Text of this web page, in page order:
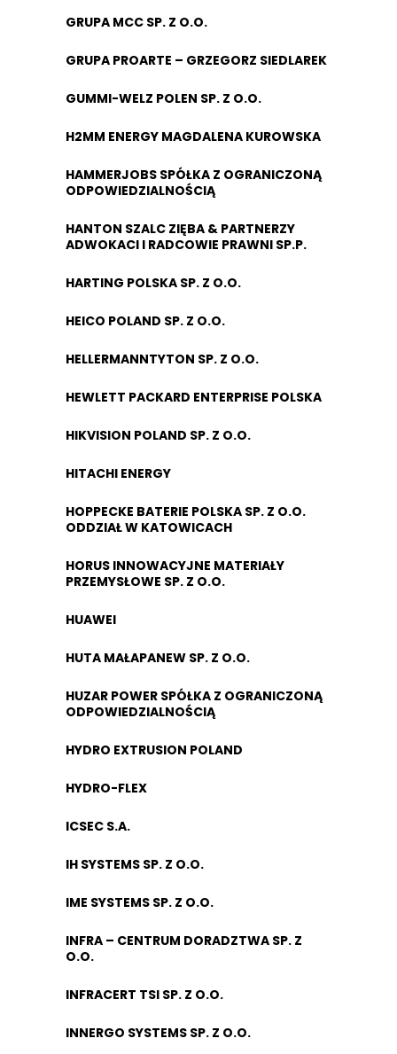
GRUPA MCC SP. Z O.O.
GRUPA PROARTE – GRZEGORZ SIEDLAREK
GUMMI-WELZ POLEN SP. Z O.O.
H2MM ENERGY MAGDALENA KUROWSKA
HAMMERJOBS SPÓŁKA Z OGRANICZONĄ
ODPOWIEDZIALNOŚCIĄ
HANTON SZALC ZIĘBA & PARTNERZY
ADWOKACI I RADCOWIE PRAWNI SP.P.
HARTING POLSKA SP. Z O.O.
HEICO POLAND SP. Z O.O.
HELLERMANNTYTON SP. Z O.O.
HEWLETT PACKARD ENTERPRISE POLSKA
HIKVISION POLAND SP. Z O.O.
HITACHI ENERGY
HOPPECKE BATERIE POLSKA SP. Z O.O.
ODDZIAŁ W KATOWICACH
HORUS INNOWACYJNE MATERIAŁY
PRZEMYSŁOWE SP. Z O.O.
HUAWEI
HUTA MAŁAPANEW SP. Z O.O.
HUZAR POWER SPÓŁKA Z OGRANICZONĄ
ODPOWIEDZIALNOŚCIĄ
HYDRO EXTRUSION POLAND
HYDRO-FLEX
ICSEC S.A.
IH SYSTEMS SP. Z O.O.
IME SYSTEMS SP. Z O.O.
INFRA – CENTRUM DORADZTWA SP. Z
O.O.
INFRACERT TSI SP. Z O.O.
INNERGO SYSTEMS SP. Z O.O.